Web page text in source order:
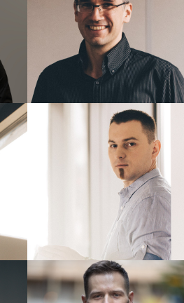
JAKUB
NABRDALIK
MARIUSZ